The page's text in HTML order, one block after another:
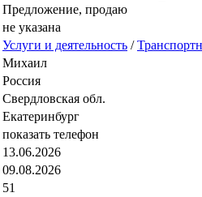
Предложение, продаю
не указана
Услуги и деятельность /
Михаил
Россия
Свердловская обл.
Екатеринбург
показать телефон
13.06.2026
09.08.2026
51